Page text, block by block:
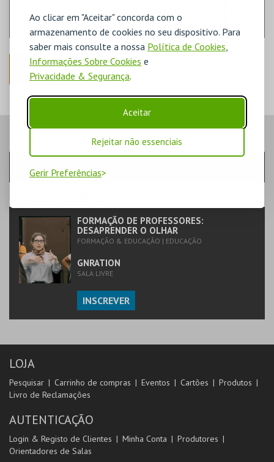
Ao clicar em "Aceitar" concorda com o
armazenamento de cookies no seu dispositivo. Para
saber mais consulte a nossa Política de Cookies,
Informações Sobre Cookies e
Privacidade & Segurança.
Aceitar
Rejeitar não essenciais
Gerir Preferências
ANTERIOR
- SESSÃO
Escolha a sessão pretendida
FORMAÇÃO DE PROFESSORES:
DESAPRENDER O OLHAR
FORMAÇÃO & EDUCAÇÃO | EDUCAÇÃO
GNRATION
SALA LIVRE
INSCREVER
LOJA
Pesquisar Carrinho de compras Eventos Cartões
Produtos
Livro de Reclamações
AUTENTICAÇÃO
Login & Registo de Clientes Minha Conta
Produtores
Orientadores de Salas